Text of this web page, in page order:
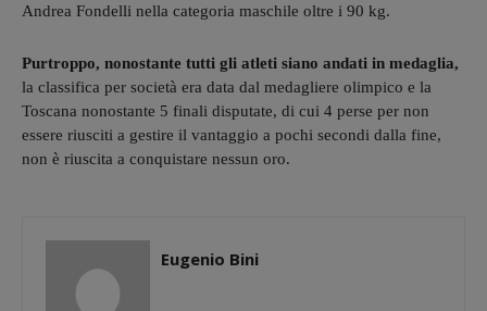
Andrea Fondelli nella categoria maschile oltre i 90 kg.
Purtroppo, nonostante tutti gli atleti siano andati in medaglia,
la classifica per società era data dal medagliere olimpico e la
Toscana nonostante 5 finali disputate, di cui 4 perse per non
essere riusciti a gestire il vantaggio a pochi secondi dalla fine,
non è riuscita a conquistare nessun oro.
Eugenio Bini